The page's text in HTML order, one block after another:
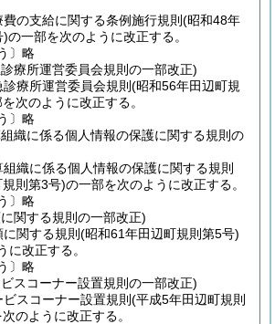
の支給に関する条例施行規則 (昭和48年
)の一部を次のように改正する。
〕略
療所運営委員会規則の一部改正)
療所運営委員会規則 (昭和56年田辺町規
次のように改正する。
〕略
織に係る個人情報の保護に関する規則の
織に係る個人情報の保護に関する規則
則第3号)の一部を次のように改正する。
〕略
関する規則の一部改正)
関する規則 (昭和61年田辺町規則第5号)
に改正する。
〕略
スコーナー設置規則の一部改正)
スコーナー設置規則 (平成5年田辺町規則
のように改正する。